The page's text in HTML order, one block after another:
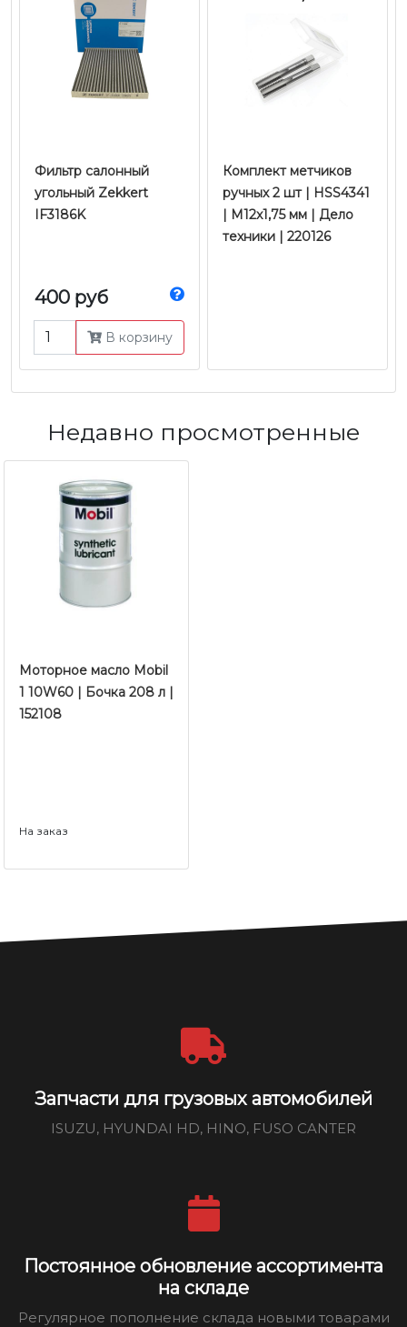
Фильтр салонный
угольный Zekkert
IF3186K
400 руб
В корзину
Комплект метчиков
ручных 2 шт | HSS4341
| M12x1,75 мм | Дело
техники | 220126
Недавно просмотренные
Моторное масло ​​​​​​​Mobil
1 10W60 | Бочка 208 л |
152108
На заказ
Запчасти для грузовых автомобилей
ISUZU, HYUNDAI HD, HINO, FUSO CANTER
Постоянное обновление ассортимента
на складе
Регулярное пополнение склада новыми товарами